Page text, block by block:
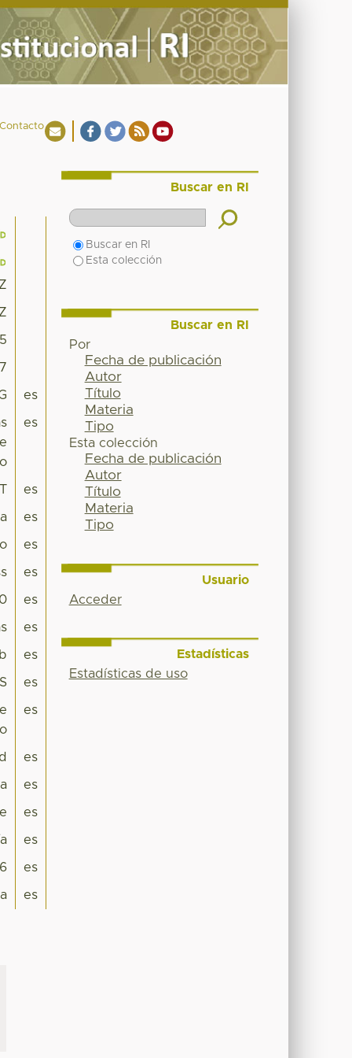
Contacto
es
es
es
es
es
es
es
es
es
es
es
es
es
es
es
es
es
Buscar en RI
Buscar en RI
Esta colección
Buscar en RI
Por
Fecha de publicación
Autor
Título
Materia
Tipo
Esta colección
Fecha de publicación
Autor
Título
Materia
Tipo
Usuario
Acceder
Estadísticas
Estadísticas de uso